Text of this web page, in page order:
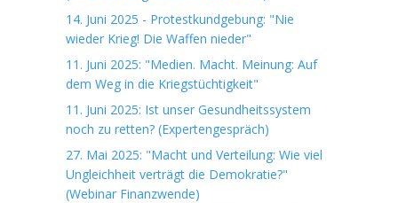
14. Juni 2025 - Protestkundgebung: "Nie
wieder Krieg! Die Waffen nieder"
11. Juni 2025: "Medien. Macht. Meinung: Auf
dem Weg in die Kriegstüchtigkeit"
11. Juni 2025: Ist unser Gesundheitssystem
noch zu retten? (Expertengespräch)
27. Mai 2025: "Macht und Verteilung: Wie viel
Ungleichheit verträgt die Demokratie?"
(Webinar Finanzwende)